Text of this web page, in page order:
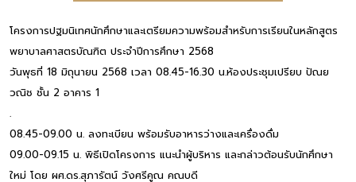
โครงการปฐมนิเทศนักศึกษาและเตรียมความพร้อมสำหรับการเรียนในหลักสูตร
พยาบาลศาสตรบัณฑิต ประจำปีการศึกษา 2568
วันพุธที่ 18 มิถุนายน 2568 เวลา 08.45-16.30 น.ห้องประชุมเปรียบ ปัณย
วณิช ชั้น 2 อาคาร 1
.
08.45-09.00 น. ลงทะเบียน พร้อมรับอาหารว่างและเครื่องดื่ม
09.00-09.15 น. พิธีเปิดโครงการ แนะนำผู้บริหาร และกล่าวต้อนรับนักศึกษา
ใหม่ โดย ผศ.ดร.สุภารัตน์ วังศรีคูณ คณบดี